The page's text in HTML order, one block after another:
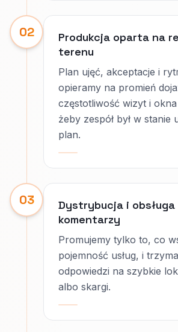
02
Produkcja oparta na
terenu
Plan ujęć, akceptacje i
opieramy na promień
częstotliwość wizyt i
żeby zespół był w stanie
plan.
03
Dystrybucja i
komentarzy
Promujemy tylko to, co
pojemność usług, i
odpowiedzi na szybkie
albo skargi.